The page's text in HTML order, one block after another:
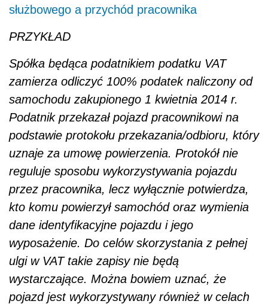
służbowego a przychód pracownika
PRZYKŁAD
Spółka będąca podatnikiem podatku VAT
zamierza odliczyć 100% podatek naliczony od
samochodu zakupionego 1 kwietnia 2014 r.
Podatnik przekazał pojazd pracownikowi na
podstawie protokołu przekazania/odbioru, który
uznaje za umowę powierzenia. Protokół nie
reguluje sposobu wykorzystywania pojazdu
przez pracownika, lecz wyłącznie potwierdza,
kto komu powierzył samochód oraz wymienia
dane identyfikacyjne pojazdu i jego
wyposażenie. Do celów skorzystania z pełnej
ulgi w VAT takie zapisy nie będą
wystarczające. Można bowiem uznać, że
pojazd jest wykorzystywany również w celach